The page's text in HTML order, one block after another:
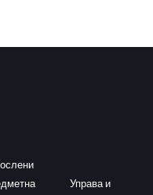
Управа и